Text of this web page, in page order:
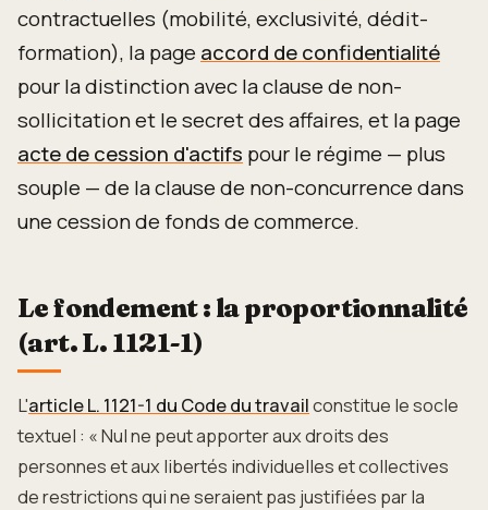
contractuelles (mobilité, exclusivité, dédit-
formation), la page accord de confidentialité
pour la distinction avec la clause de non-
sollicitation et le secret des affaires, et la page
acte de cession d'actifs pour le régime — plus
souple — de la clause de non-concurrence dans
une cession de fonds de commerce.
Le fondement : la proportionnalité
(art. L. 1121-1)
L'article L. 1121-1 du Code du travailconstitue le socle
textuel : « Nul ne peut apporter aux droits des
personnes et aux libertés individuelles et collectives
de restrictions qui ne seraient pas justifiées par la